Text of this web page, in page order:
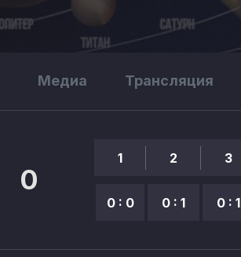
Медиа Трансляция
0
1
0 : 0
2
0 : 1
3
0 : 1